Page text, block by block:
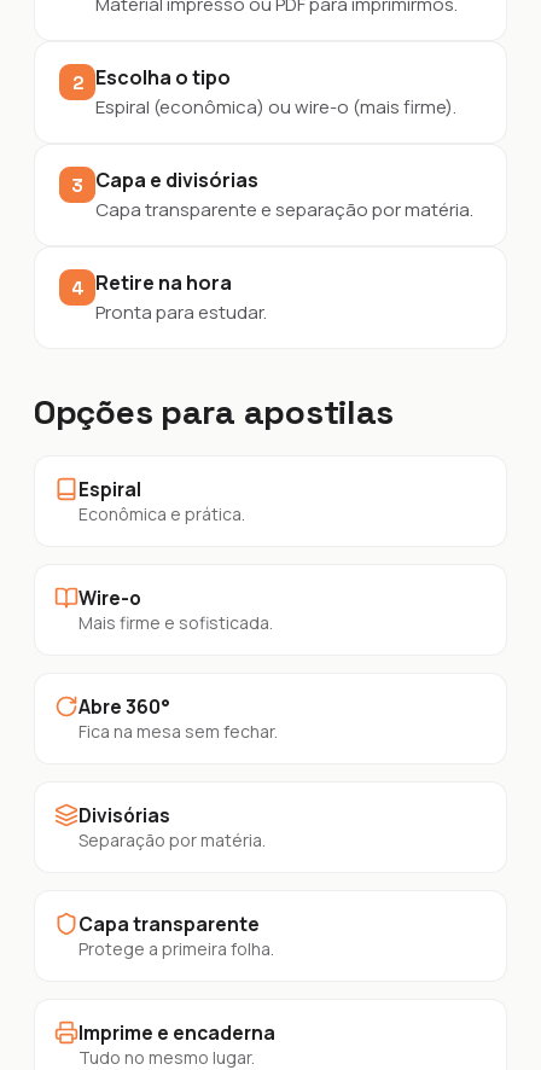
2 Escolha o tipo
Espiral (econômica) ou wire-o (mais firme).
3 Capa e divisórias
Capa transparente e separação por matéria.
4 Retire na hora
Pronta para estudar.
Opções para apostilas
Espiral
Econômica e prática.
Wire-o
Mais firme e sofisticada.
Abre 360°
Fica na mesa sem fechar.
Divisórias
Separação por matéria.
Capa transparente
Protege a primeira folha.
Imprime e encaderna
Tudo no mesmo lugar.